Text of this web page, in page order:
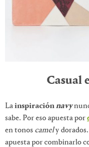
Casual
Lainspiraciónnavy
sabe. Por eso apuesta por
en tonos camely dorados.
apuesta por combinarlo